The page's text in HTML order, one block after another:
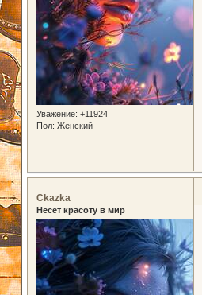
Уважение: +11924
Пол: Женский
Ckazka
Несет красоту в мир